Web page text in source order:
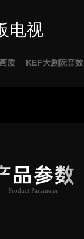
电视
质 KEF大剧院音效
品参数
Product Parameter